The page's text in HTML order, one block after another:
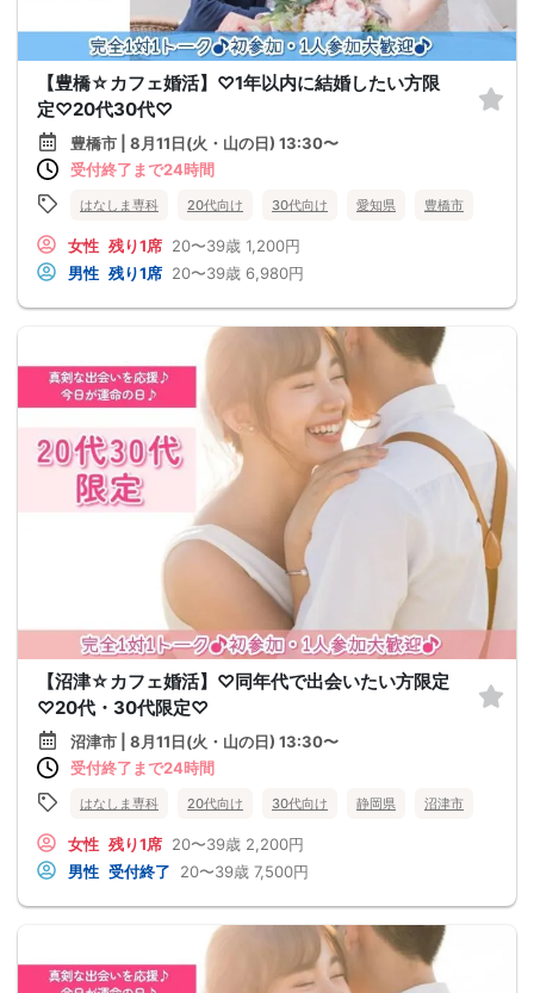
【豊橋☆カフェ婚活】♡1年以内に結婚したい方限
定♡20代30代♡
豊橋市 | 8月11日(火・山の日) 13:30〜
受付終了まで24時間
はなしま専科 20代向け 30代向け 愛知県 豊橋市
女性 残り1席 20〜39歳 1,200円
男性 残り1席 20〜39歳 6,980円
【沼津☆カフェ婚活】♡同年代で出会いたい方限定
♡20代・30代限定♡
沼津市 | 8月11日(火・山の日) 13:30〜
受付終了まで24時間
はなしま専科 20代向け 30代向け 静岡県 沼津市
女性 残り1席 20〜39歳 2,200円
男性 受付終了 20〜39歳 7,500円